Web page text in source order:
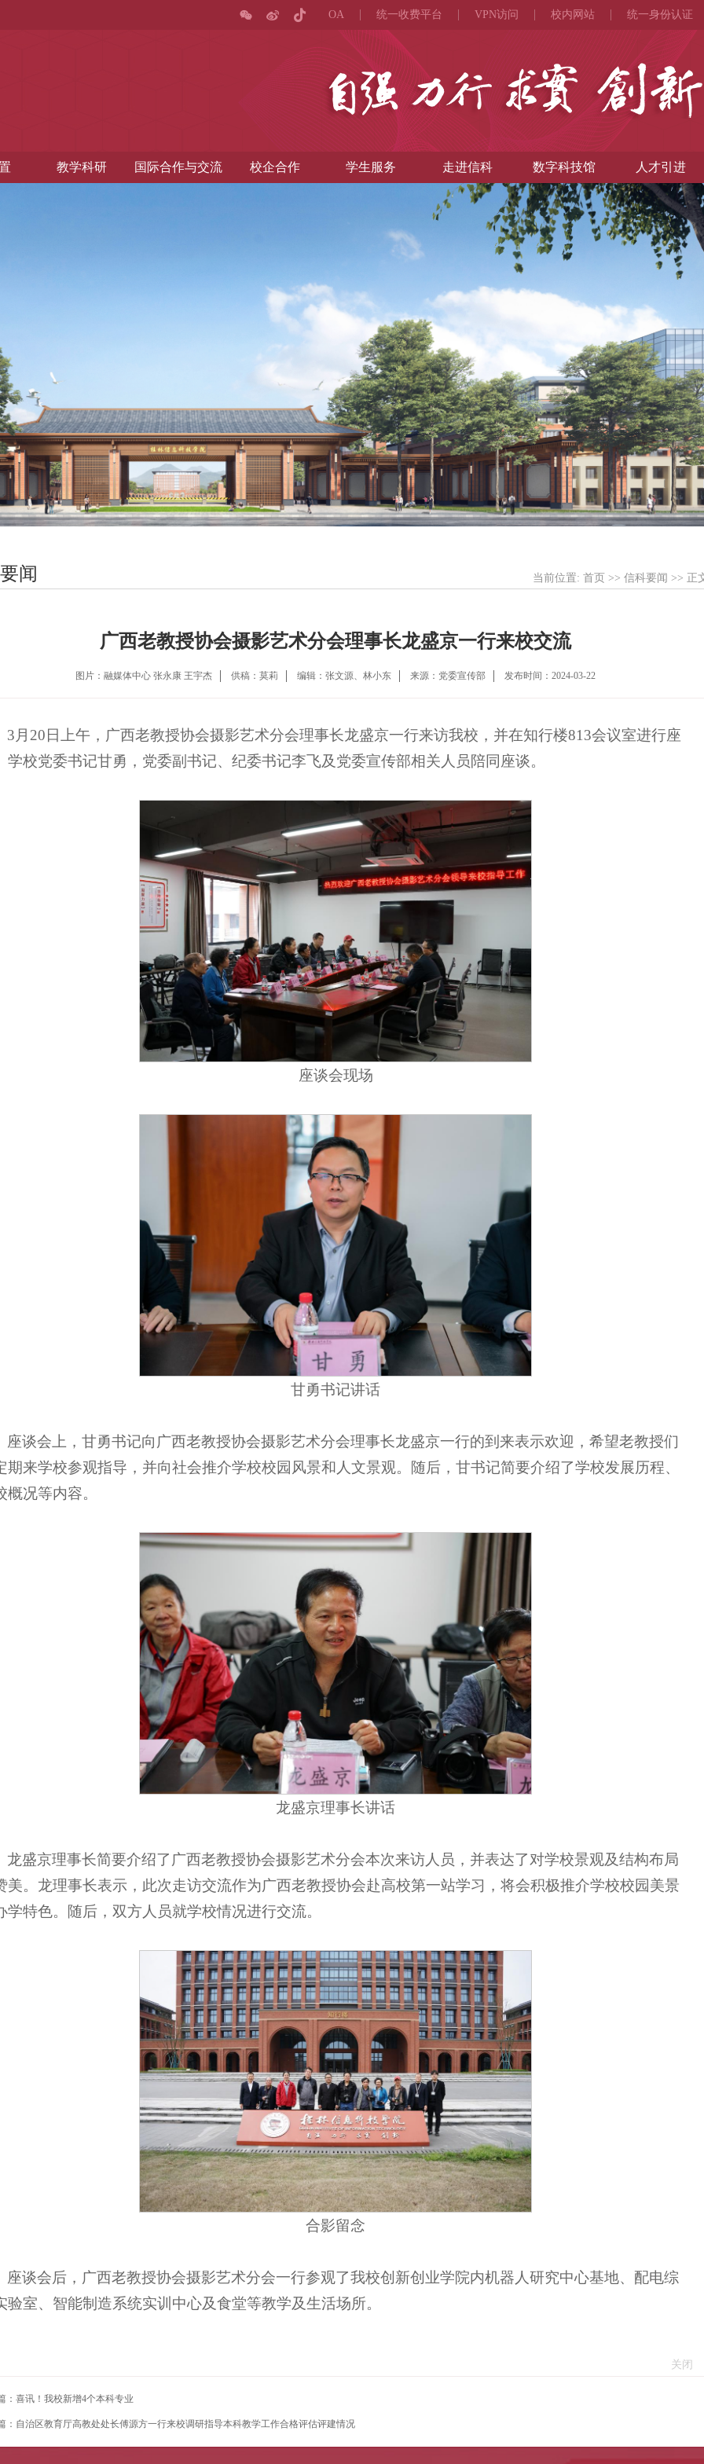
OA 统一收费平台 VPN访问 校内网站 统一身份认证
教学科研 国际合作与交流 校企合作 学生服务 走进信科 数字科技馆 人才引进
闻 当前位置: 首页 >> 信科要闻 >> 正
广西老教授协会摄影艺术分会理事长龙盛京一行来校交流
图片：融媒体中心 张永康 王宇杰 供稿：莫莉 编辑：张文源、林小东 来源：党委宣传部 发布时间：2024-03-22
3月20日上午，广西老教授协会摄影艺术分会理事长龙盛京一行来访我校，并在知行楼813会议室进行座
学校党委书记甘勇，党委副书记、纪委书记李飞及党委宣传部相关人员陪同座谈。
座谈会现场
甘勇书记讲话
座谈会上，甘勇书记向广西老教授协会摄影艺术分会理事长龙盛京一行的到来表示欢迎，希望老教授们
期来学校参观指导，并向社会推介学校校园风景和人文景观。随后，甘书记简要介绍了学校发展历程、
概况等内容。
龙盛京理事长讲话
龙盛京理事长简要介绍了广西老教授协会摄影艺术分会本次来访人员，并表达了对学校景观及结构布局
美。龙理事长表示，此次走访交流作为广西老教授协会赴高校第一站学习，将会积极推介学校校园美景
学特色。随后，双方人员就学校情况进行交流。
合影留念
座谈会后，广西老教授协会摄影艺术分会一行参观了我校创新创业学院内机器人研究中心基地、配电综
验室、智能制造系统实训中心及食堂等教学及生活场所。
关闭
：喜讯！我校新增4个本科专业
：自治区教育厅高教处处长傅源方一行来校调研指导本科教学工作合格评估评建情况